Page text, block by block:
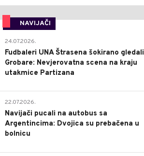
NAVIJAČI
24.07.2026.
Fudbaleri UNA Štrasena šokirano gledali
Grobare: Nevjerovatna scena na kraju
utakmice Partizana
22.07.2026.
Navijači pucali na autobus sa
Argentincima: Dvojica su prebačena u
bolnicu